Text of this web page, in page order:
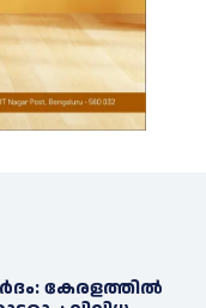
കേരളത്തിൽ